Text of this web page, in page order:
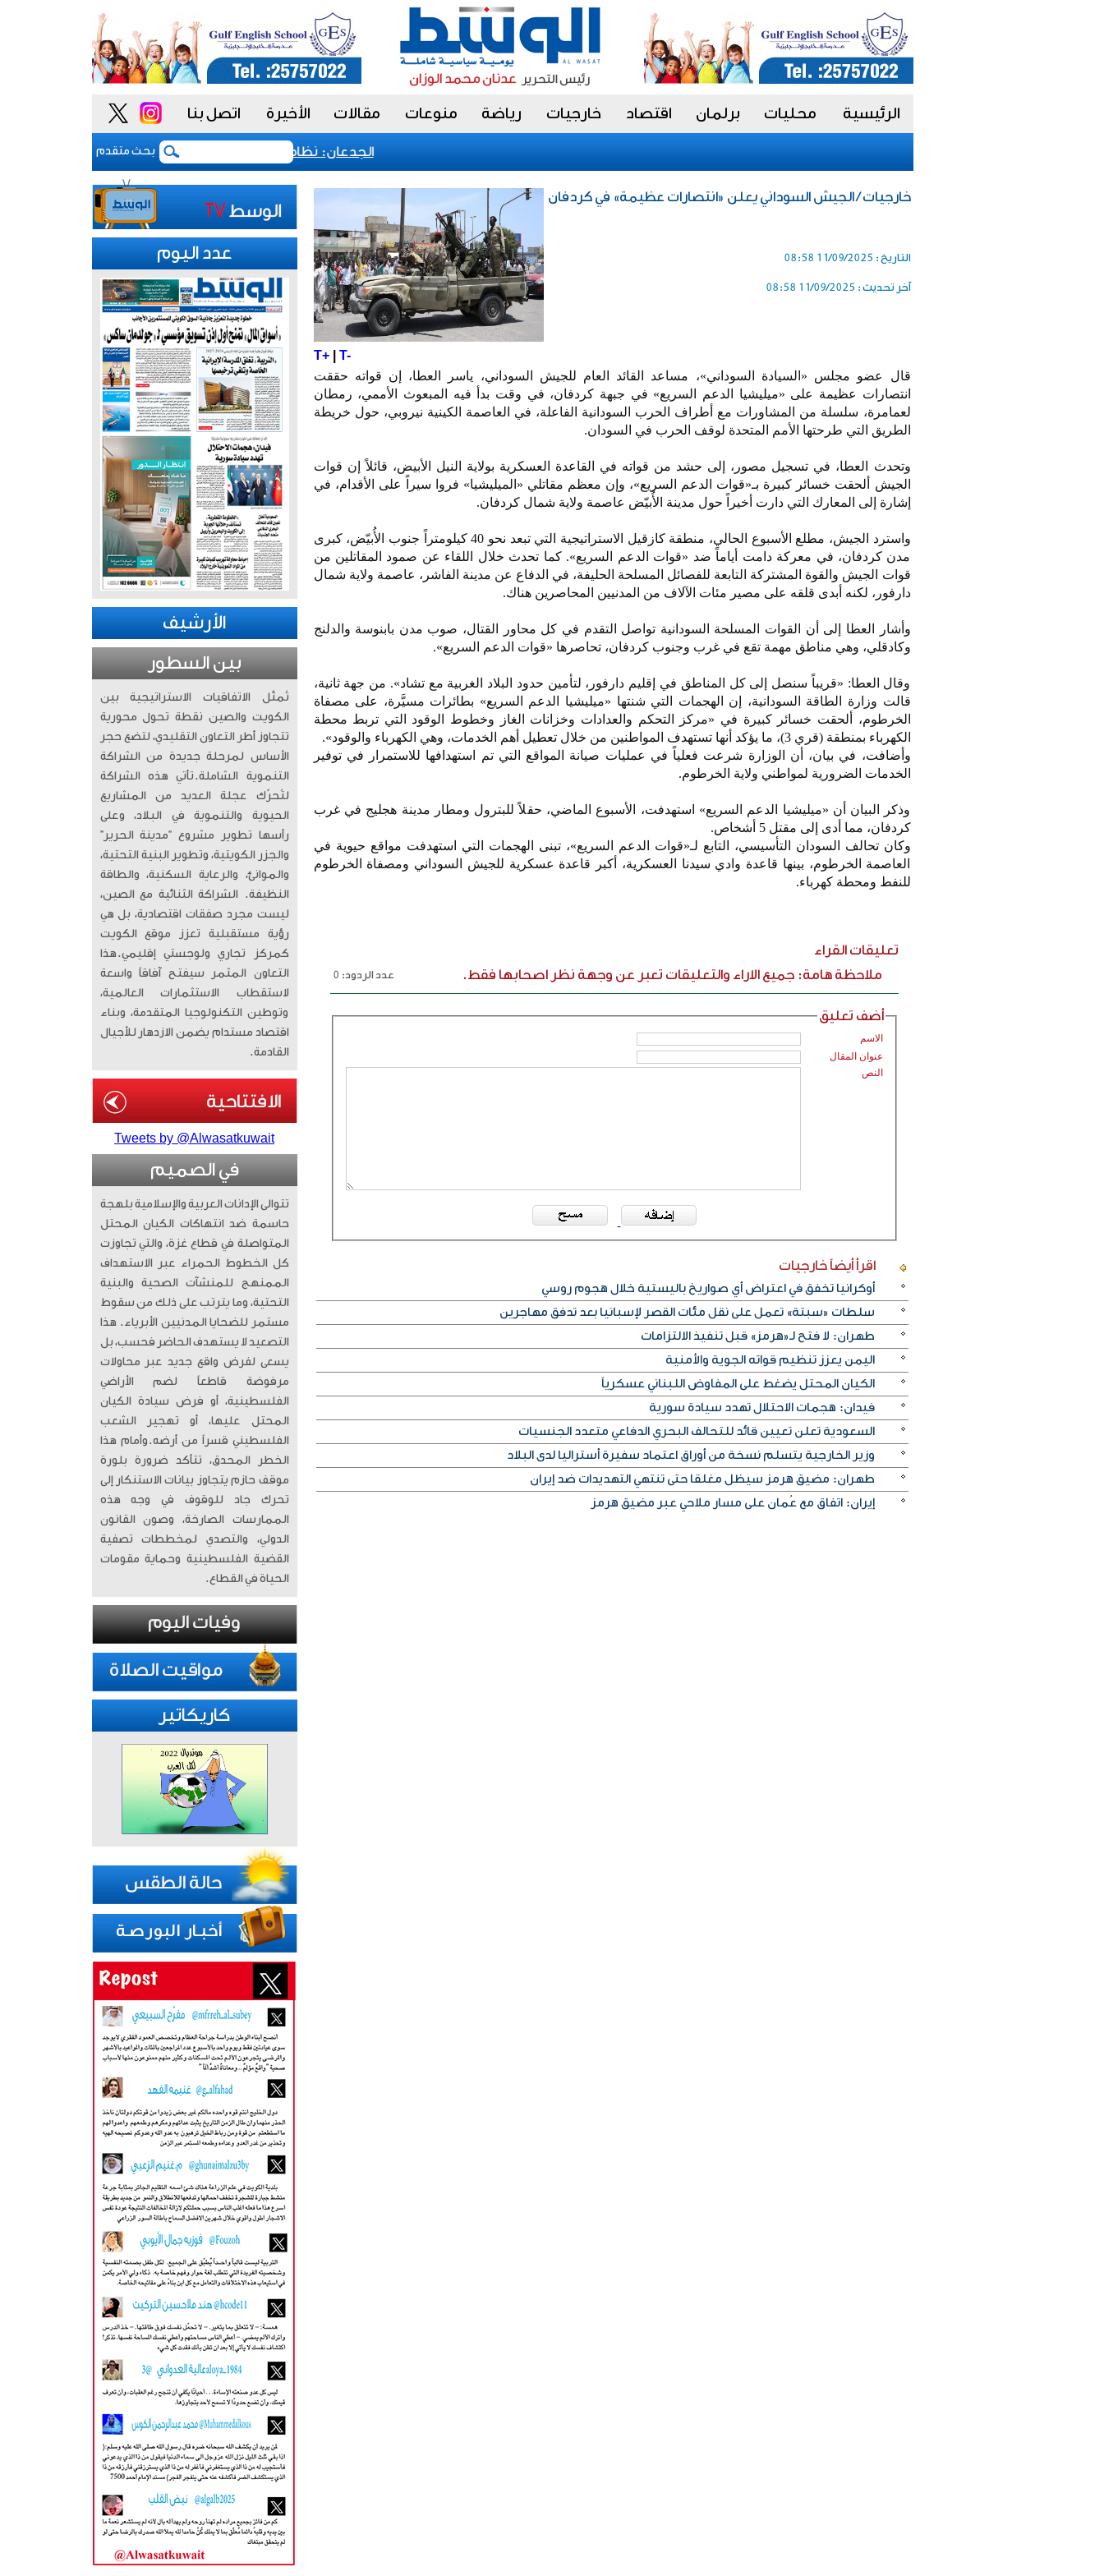
الرئيسية محليات برلمان اقتصاد خارجيات رياضة منوعات مقالات الأخيرة اتصل بنا
بحث متقدم
الجدعان: نظام المشتريات يمنح الحكومة السعودية أدوات أكثر
خارجيات / الجيش السوداني يعلن «انتصارات عظيمة» في كردفان
التاريخ : 11/09/2025 08:58
آخر تحديث : 11/09/2025 08:58
T+| T-
قال عضو مجلس «السيادة السوداني»، مساعد القائد العام للجيش السوداني، ياسر العطا، إن قواته حققت
انتصارات عظيمة على «ميليشيا الدعم السريع» في جبهة كردفان، في وقت بدأ فيه المبعوث الأممي، رمطان
لعمامرة، سلسلة من المشاورات مع أطراف الحرب السودانية الفاعلة، في العاصمة الكينية نيروبي، حول خريطة
الطريق التي طرحتها الأمم المتحدة لوقف الحرب في السودان.
وتحدث العطا، في تسجيل مصور، إلى حشد من قواته في القاعدة العسكرية بولاية النيل الأبيض، قائلاً إن قوات
الجيش ألحقت خسائر كبيرة بـ«قوات الدعم السريع»، وإن معظم مقاتلي «الميليشيا» فروا سيراً على الأقدام، في
إشارة إلى المعارك التي دارت أخيراً حول مدينة الأُبيّض عاصمة ولاية شمال كردفان.
واسترد الجيش، مطلع الأسبوع الحالي، منطقة كازقيل الاستراتيجية التي تبعد نحو 40 كيلومتراً جنوب الأُبيّض، كبرى
مدن كردفان، في معركة دامت أياماً ضد «قوات الدعم السريع». كما تحدث خلال اللقاء عن صمود المقاتلين من
قوات الجيش والقوة المشتركة التابعة للفصائل المسلحة الحليفة، في الدفاع عن مدينة الفاشر، عاصمة ولاية شمال
دارفور، لكنه أبدى قلقه على مصير مئات الآلاف من المدنيين المحاصرين هناك.
وأشار العطا إلى أن القوات المسلحة السودانية تواصل التقدم في كل محاور القتال، صوب مدن بابنوسة والدلنج
وكادقلي، وهي مناطق مهمة تقع في غرب وجنوب كردفان، تحاصرها «قوات الدعم السريع».
وقال العطا: «قريباً سنصل إلى كل المناطق في إقليم دارفور، لتأمين حدود البلاد الغربية مع تشاد». من جهة ثانية،
قالت وزارة الطاقة السودانية، إن الهجمات التي شنتها «ميليشيا الدعم السريع» بطائرات مسيَّرة، على مصفاة
الخرطوم، ألحقت خسائر كبيرة في «مركز التحكم والعدادات وخزانات الغاز وخطوط الوقود التي تربط محطة
الكهرباء بمنطقة (قري 3)، ما يؤكد أنها تستهدف المواطنين من خلال تعطيل أهم الخدمات، وهي الكهرباء والوقود».
وأضافت، في بيان، أن الوزارة شرعت فعلياً في عمليات صيانة المواقع التي تم استهدافها للاستمرار في توفير
الخدمات الضرورية لمواطني ولاية الخرطوم.
وذكر البيان أن «ميليشيا الدعم السريع» استهدفت، الأسبوع الماضي، حقلاً للبترول ومطار مدينة هجليج في غرب
كردفان، مما أدى إلى مقتل 5 أشخاص.
وكان تحالف السودان التأسيسي، التابع لـ«قوات الدعم السريع»، تبنى الهجمات التي استهدفت مواقع حيوية في
العاصمة الخرطوم، بينها قاعدة وادي سيدنا العسكرية، أكبر قاعدة عسكرية للجيش السوداني ومصفاة الخرطوم
للنفط ومحطة كهرباء.
تعليقات القراء
ملاحظة هامة: جميع الاراء والتعليقات تعبر عن وجهة نظر اصحابها فقط.
عدد الردود: 0
أضف تعليق
الاسم
عنوان المقال
النص
اقرأ أيضاًخارجيات
أوكرانيا تخفق في اعتراض أي صواريخ باليستية خلال هجوم روسي
سلطات «سبتة» تعمل على نقل مئات القصر لإسبانيا بعد تدفق مهاجرين
طهران: لا فتح لـ«هرمز» قبل تنفيذ الالتزامات
اليمن يعزز تنظيم قواته الجوية والأمنية
الكيان المحتل يضغط على المفاوض اللبناني عسكرياً
فيدان: هجمات الاحتلال تهدد سيادة سورية
السعودية تعلن تعيين قائد للتحالف البحري الدفاعي متعدد الجنسيات
وزير الخارجية يتسلم نسخة من أوراق اعتماد سفيرة أستراليا لدى البلاد
طهران: مضيق هرمز سيظل مغلقا حتى تنتهي التهديدات ضد إيران
إيران: اتفاق مع عُمان على مسار ملاحي عبر مضيق هرمز
عدد اليوم
الأرشيف
بين السطور
تُمثّل الاتفاقيات الاستراتيجية بين
الكويت والصين نقطة تحول محورية
تتجاوز أطر التعاون التقليدي، لتضع حجر
الأساس لمرحلة جديدة من الشراكة
التنموية الشاملة. ​تأتي هذه الشراكة
لتُحرّك عجلة العديد من المشاريع
الحيوية والتنموية في البلاد، وعلى
رأسها تطوير مشروع “مدينة الحرير”
والجزر الكويتية، وتطوير البنية التحتية،
والموانئ، والرعاية السكنية، والطاقة
النظيفة. الشراكة الثنائية مع الصين،
ليست مجرد صفقات اقتصادية، بل هي
رؤية مستقبلية تعزز موقع الكويت
كمركز تجاري ولوجستي إقليمي. ​هذا
التعاون المثمر سيفتح آفاقاً واسعة
لاستقطاب الاستثمارات العالمية،
وتوطين التكنولوجيا المتقدمة، وبناء
اقتصاد مستدام يضمن الازدهار للأجيال
القادمة.
Tweets by @Alwasatkuwait
في الصميم
تتوالى الإدانات العربية والإسلامية بلهجة
حاسمة ضد انتهاكات الكيان المحتل
المتواصلة في قطاع غزة، والتي تجاوزت
كل الخطوط الحمراء عبر الاستهداف
الممنهج للمنشآت الصحية والبنية
التحتية، وما يترتب على ذلك من سقوط
مستمر للضحايا المدنيين الأبرياء. ​ هذا
التصعيد لا يستهدف الحاضر فحسب، بل
يسعى لفرض واقع جديد عبر محاولات
مرفوضة قاطعاً لضم الأراضي
الفلسطينية، أو فرض سيادة الكيان
المحتل عليها، أو تهجير الشعب
الفلسطيني قسراً من أرضه. ​وأمام هذا
الخطر المحدق، تتأكد ضرورة بلورة
موقف حازم يتجاوز بيانات الاستنكار إلى
تحرك جاد للوقوف في وجه هذه
الممارسات الصارخة، وصون القانون
الدولي، والتصدي لمخططات تصفية
القضية الفلسطينية وحماية مقومات
الحياة في القطاع.
كاريكاتير